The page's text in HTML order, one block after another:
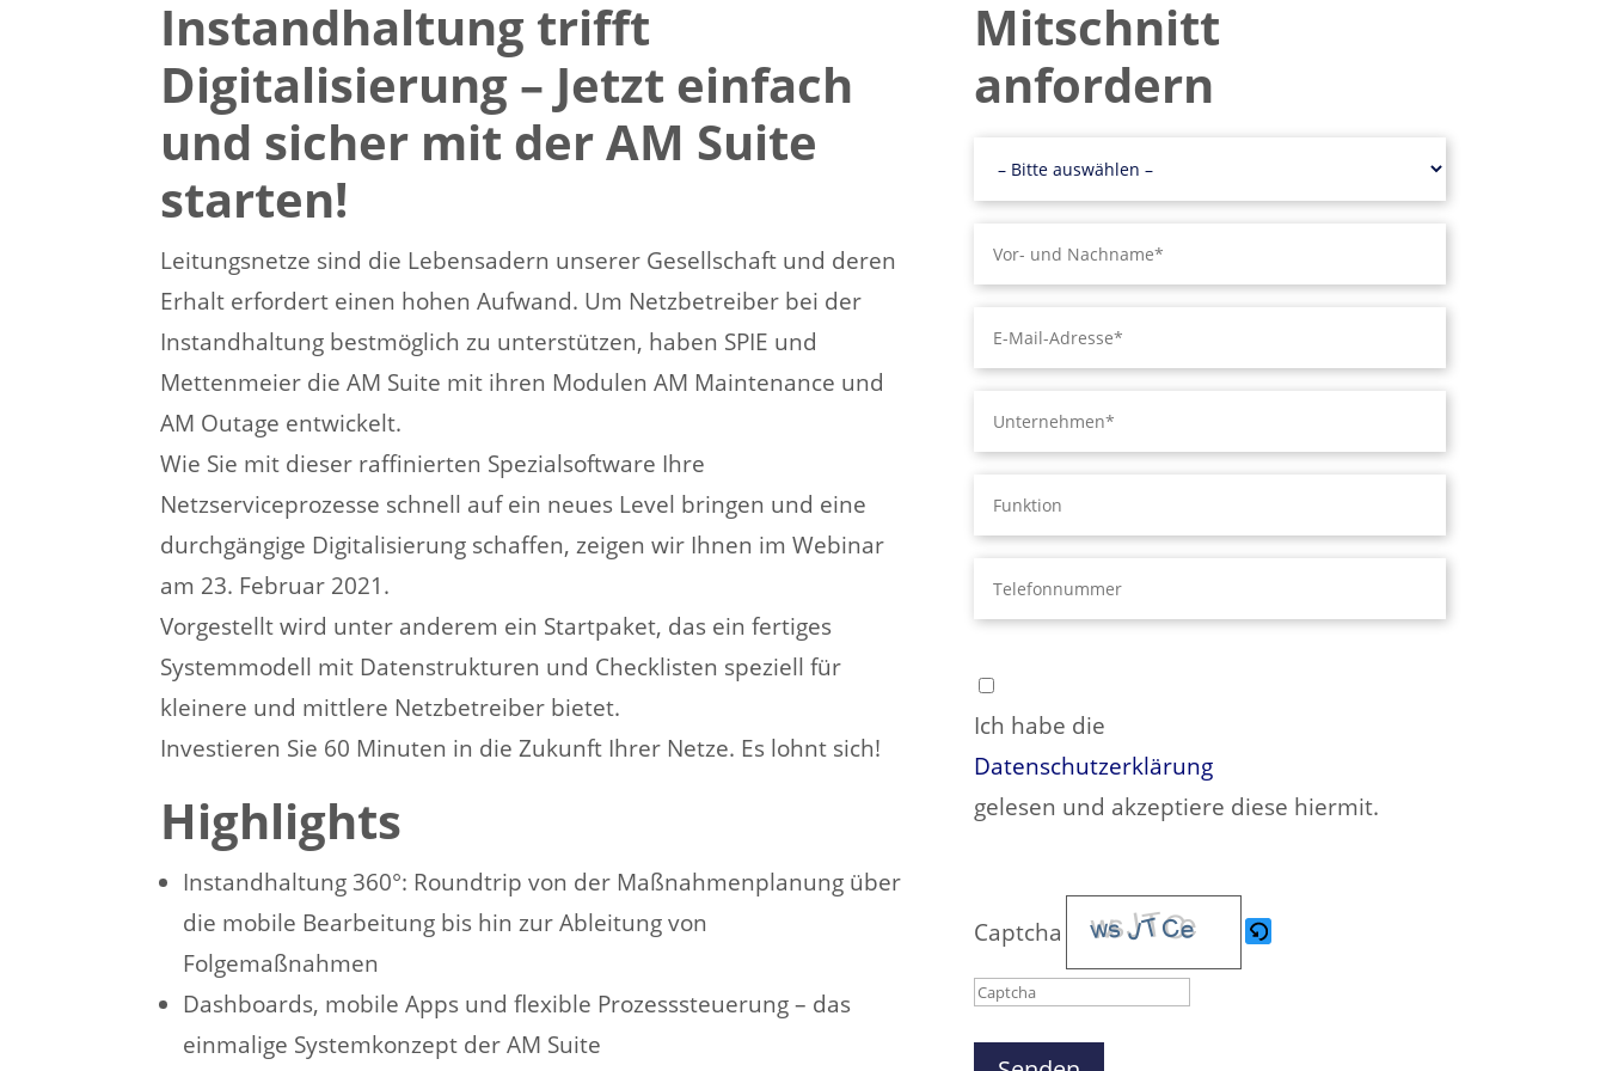
Instandhaltung trifft
Digitalisierung – Jetzt einfach
und sicher mit der AM Suite
starten!
Leitungsnetze sind die Lebensadern unserer Gesellschaft und deren
Erhalt erfordert einen hohen Aufwand. Um Netzbetreiber bei der
Instandhaltung bestmöglich zu unterstützen, haben SPIE und
Mettenmeier die AM Suite mit ihren Modulen AM Maintenance und
AM Outage entwickelt.
Wie Sie mit dieser raffinierten Spezialsoftware Ihre
Netzserviceprozesse schnell auf ein neues Level bringen und eine
durchgängige Digitalisierung schaffen, zeigen wir Ihnen im Webinar
am 23. Februar 2021.
Vorgestellt wird unter anderem ein Startpaket, das ein fertiges
Systemmodell mit Datenstrukturen und Checklisten speziell für
kleinere und mittlere Netzbetreiber bietet.
Investieren Sie 60 Minuten in die Zukunft Ihrer Netze. Es lohnt sich!
Highlights
Instandhaltung 360°: Roundtrip von der Maßnahmenplanung über
die mobile Bearbeitung bis hin zur Ableitung von
Folgemaßnahmen
Dashboards, mobile Apps und flexible Prozesssteuerung – das
einmalige Systemkonzept der AM Suite
Mitschnitt
anfordern
Ich habe die
Datenschutzerklärung
gelesen und akzeptiere diese hiermit.
Captcha